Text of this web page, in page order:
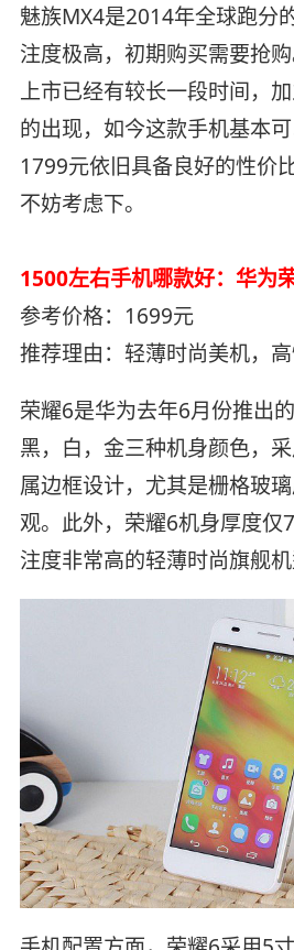
魅族MX4是2014年全球跑分
注度极高，初期购买需要抢
上市已经有较长一段时间，
的出现，如今这款手机基本
1799元依旧具备良好的性价
不妨考虑下。
1500左右手机哪款好：华为
参考价格：1699元
推荐理由：轻薄时尚美机，
荣耀6是华为去年6月份推出
黑，白，金三种机身颜色，
属边框设计，尤其是栅格玻
观。此外，荣耀6机身厚度
注度非常高的轻薄时尚旗舰机